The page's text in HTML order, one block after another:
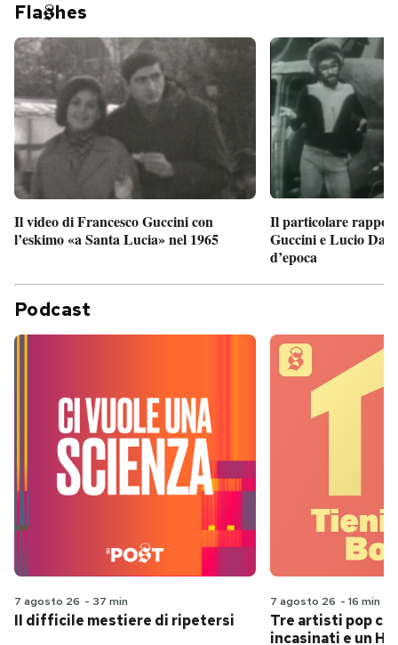
Fla hes
Il video di Francesco Guccini con
l’eskimo «a Santa Lucia» nel 1965
Il particolare
Guccini e Lucio
d’epoca
Podcast
7 agosto 26 - 37 min
Il difficile mestiere di ripetersi
7 agosto 26 - 16 min
Tre artisti pop
incasinati e un